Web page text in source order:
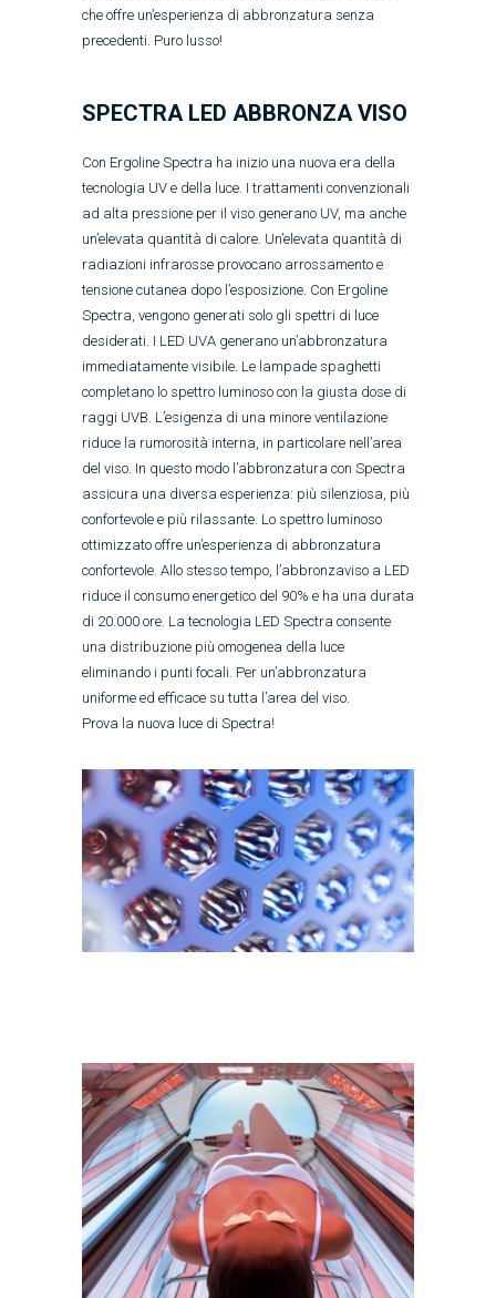
che offre un’esperienza di abbronzatura senza
precedenti. Puro lusso!
SPECTRA LED ABBRONZA VISO
Con Ergoline Spectra ha inizio una nuova era della
tecnologia UV e della luce. I trattamenti convenzionali
ad alta pressione per il viso generano UV, ma anche
un’elevata quantità di calore. Un’elevata quantità di
radiazioni infrarosse provocano arrossamento e
tensione cutanea dopo l’esposizione. Con Ergoline
Spectra, vengono generati solo gli spettri di luce
desiderati. I LED UVA generano un’abbronzatura
immediatamente visibile. Le lampade spaghetti
completano lo spettro luminoso con la giusta dose di
raggi UVB. L’esigenza di una minore ventilazione
riduce la rumorosità interna, in particolare nell’area
del viso. In questo modo l’abbronzatura con Spectra
assicura una diversa esperienza: più silenziosa, più
confortevole e più rilassante. Lo spettro luminoso
ottimizzato offre un’esperienza di abbronzatura
confortevole. Allo stesso tempo, l’abbronzaviso a LED
riduce il consumo energetico del 90% e ha una durata
di 20.000 ore. La tecnologia LED Spectra consente
una distribuzione più omogenea della luce
eliminando i punti focali. Per un’abbronzatura
uniforme ed efficace su tutta l’area del viso.
Prova la nuova luce di Spectra!